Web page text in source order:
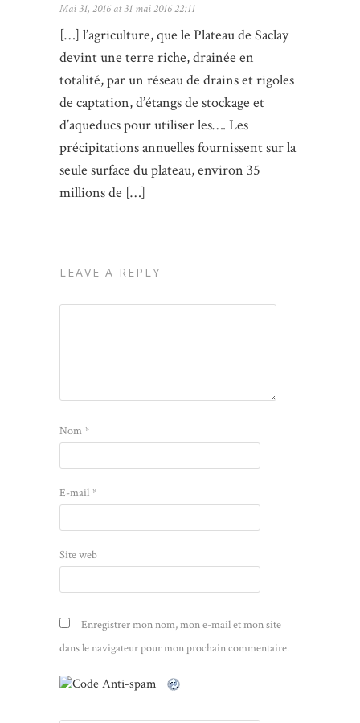
Mai 31, 2016 at 31 mai 2016 22:11
[…] l’agriculture, que le Plateau de Saclay
devint une terre riche, drainée en
totalité, par un réseau de drains et rigoles
de captation, d’étangs de stockage et
d’aqueducs pour utiliser les…. Les
précipitations annuelles fournissent sur la
seule surface du plateau, environ 35
millions de […]
LEAVE A REPLY
Nom*
E-mail*
Site web
Enregistrer mon nom, mon e-mail et mon site
dans le navigateur pour mon prochain commentaire.